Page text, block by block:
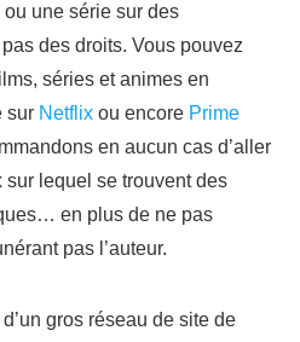
une série sur des
des droits. Vous pouvez
séries et animes en
sur Netflix ou encore Prime
en aucun cas d’aller
sur lequel se trouvent des
en plus de ne pas
pas l’auteur.
gros réseau de site de